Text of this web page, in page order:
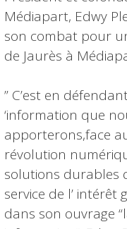
Médiapart, Edwy
son combat pour
de Jaurès à
” C’est en
‘information que
apporterons,face
révolution
solutions durables
service de l’ intérêt
dans son ouvrage